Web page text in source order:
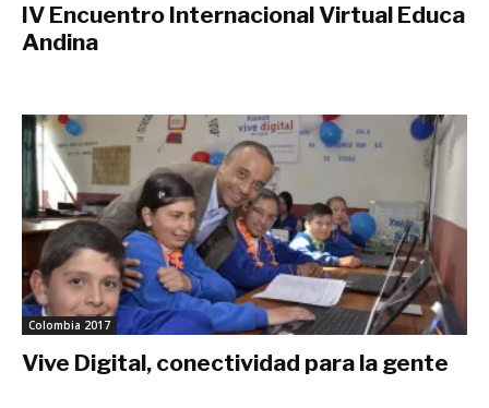
IV Encuentro Internacional Virtual Educa
Andina
Colombia 2017
Vive Digital, conectividad para la gente